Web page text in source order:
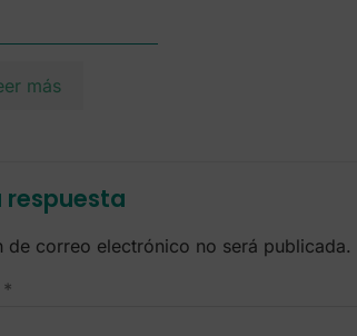
más
respuesta
de correo electrónico no será publicada.
*